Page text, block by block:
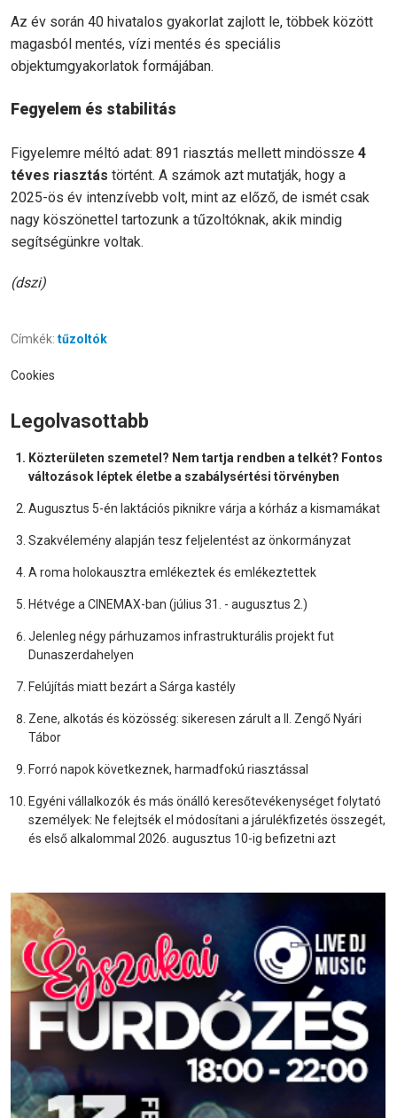
Az év során 40 hivatalos gyakorlat zajlott le, többek között
magasból mentés, vízi mentés és speciális
objektumgyakorlatok formájában.
Fegyelem és stabilitás
Figyelemre méltó adat: 891 riasztás mellett mindössze 4
téves riasztás történt. A számok azt mutatják, hogy a
2025-ös év intenzívebb volt, mint az előző, de ismét csak
nagy köszönettel tartozunk a tűzoltóknak, akik mindig
segítségünkre voltak.
(dszi)
Címkék: tűzoltók
Cookies
Legolvasottabb
Közterületen szemetel? Nem tartja rendben a telkét? Fontos
változások léptek életbe a szabálysértési törvényben
Augusztus 5-én laktációs piknikre várja a kórház a kismamákat
Szakvélemény alapján tesz feljelentést az önkormányzat
A roma holokausztra emlékeztek és emlékeztettek
Hétvége a CINEMAX-ban (július 31. - augusztus 2.)
Jelenleg négy párhuzamos infrastrukturális projekt fut
Dunaszerdahelyen
Felújítás miatt bezárt a Sárga kastély
Zene, alkotás és közösség: sikeresen zárult a II. Zengő Nyári
Tábor
Forró napok következnek, harmadfokú riasztással
Egyéni vállalkozók és más önálló keresőtevékenységet folytató
személyek: Ne felejtsék el módosítani a járulékfizetés összegét,
és első alkalommal 2026. augusztus 10-ig befizetni azt